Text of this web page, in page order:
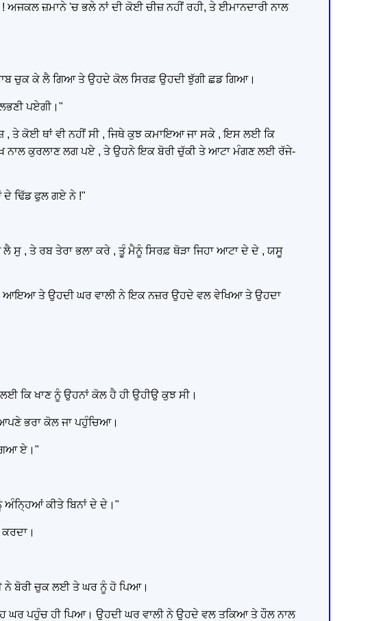
ਜ਼ਮਾਨੇ 'ਚ ਭਲੇ ਨਾਂ ਦੀ ਕੋਈ ਚੀਜ਼ ਨਹੀਂ ਰਹੀ, ਤੇ ਈਮਾਨਦਾਰੀ ਨਾਲ
ਚੁਕ ਕੇ ਲੈ ਗਿਆ ਤੇ ਉਹਦੇ ਕੋਲ ਸਿਰਫ਼ ਉਹਦੀ ਝੁੱਗੀ ਛਡ ਗਿਆ।
ਪਏਗੀ।"
, ਤੇ ਕੋਈ ਥਾਂ ਵੀ ਨਹੀਂ ਸੀ , ਜਿਥੇ ਕੁਝ ਕਮਾਇਆ ਜਾ ਸਕੇ , ਇਸ ਲਈ ਕਿ
ਨਾਲ ਕੁਰਲਾਣ ਲਗ ਪਏ , ਤੇ ਉਹਨੇ ਇਕ ਬੋਰੀ ਚੁੱਕੀ ਤੇ ਆਟਾ ਮੰਗਣ ਲਈ ਰੱਜੇ-
ਦੇ ਢਿੱਡ ਫੁਲ ਗਏ ਨੇ !"
, ਤੇ ਰਬ ਤੇਰਾ ਭਲਾ ਕਰੇ , ਤੂੰ ਮੈਨੂੰ ਸਿਰਫ਼ ਥੋੜਾ ਜਿਹਾ ਆਟਾ ਦੇ ਦੇ , ਯਸੂ
ਆਇਆ ਤੇ ਉਹਦੀ ਘਰ ਵਾਲੀ ਨੇ ਇਕ ਨਜ਼ਰ ਉਹਦੇ ਵਲ ਵੇਖਿਆ ਤੇ ਉਹਦਾ
ਕਿ ਖਾਣ ਨੂੰ ਉਹਨਾਂ ਕੋਲ ਹੈ ਹੀ ਉਹੀਉ ਕੁਝ ਸੀ।
ਭਰਾ ਕੋਲ ਜਾ ਪਹੁੰਚਿਆ।
ਏ।"
ਅੰਨ੍ਹਿਆਂ ਕੀਤੇ ਬਿਨਾਂ ਦੇ ਦੇ।"
ਨੇ ਬੋਰੀ ਚੁਕ ਲਈ ਤੇ ਘਰ ਨੂੰ ਹੋ ਪਿਆ।
ਘਰ ਪਹੁੰਚ ਹੀ ਪਿਆ। ਉਹਦੀ ਘਰ ਵਾਲੀ ਨੇ ਉਹਦੇ ਵਲ ਤਕਿਆ ਤੇ ਹੌਲ ਨਾਲ